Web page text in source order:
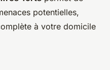
potentielles,
à votre domicile